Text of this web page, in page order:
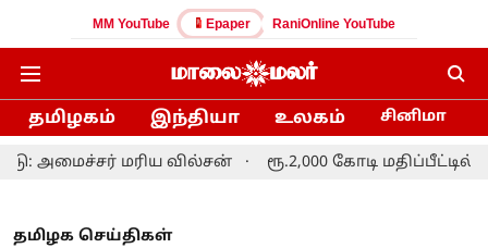
MM YouTube Epaper RaniOnline YouTube
தமிழகம் இந்தியா உலகம் சினிமா
மரிய வில்சன் ரூ.2,000 கோடி மதிப்பீட்டில்
தமிழக செய்திகள்